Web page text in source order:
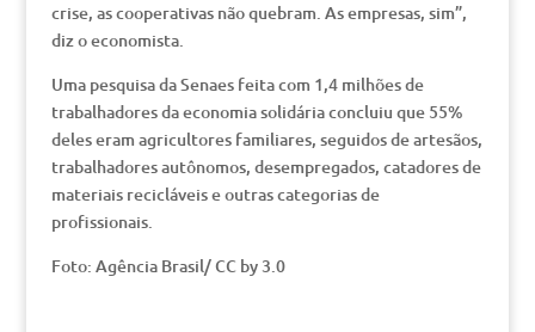
crise, as cooperativas não quebram. As empresas, sim”,
diz o economista.
Uma pesquisa da Senaes feita com 1,4 milhões de
trabalhadores da economia solidária concluiu que 55%
deles eram agricultores familiares, seguidos de artesãos,
trabalhadores autônomos, desempregados, catadores de
materiais recicláveis e outras categorias de
profissionais.
Foto: Agência Brasil/ CC by 3.0